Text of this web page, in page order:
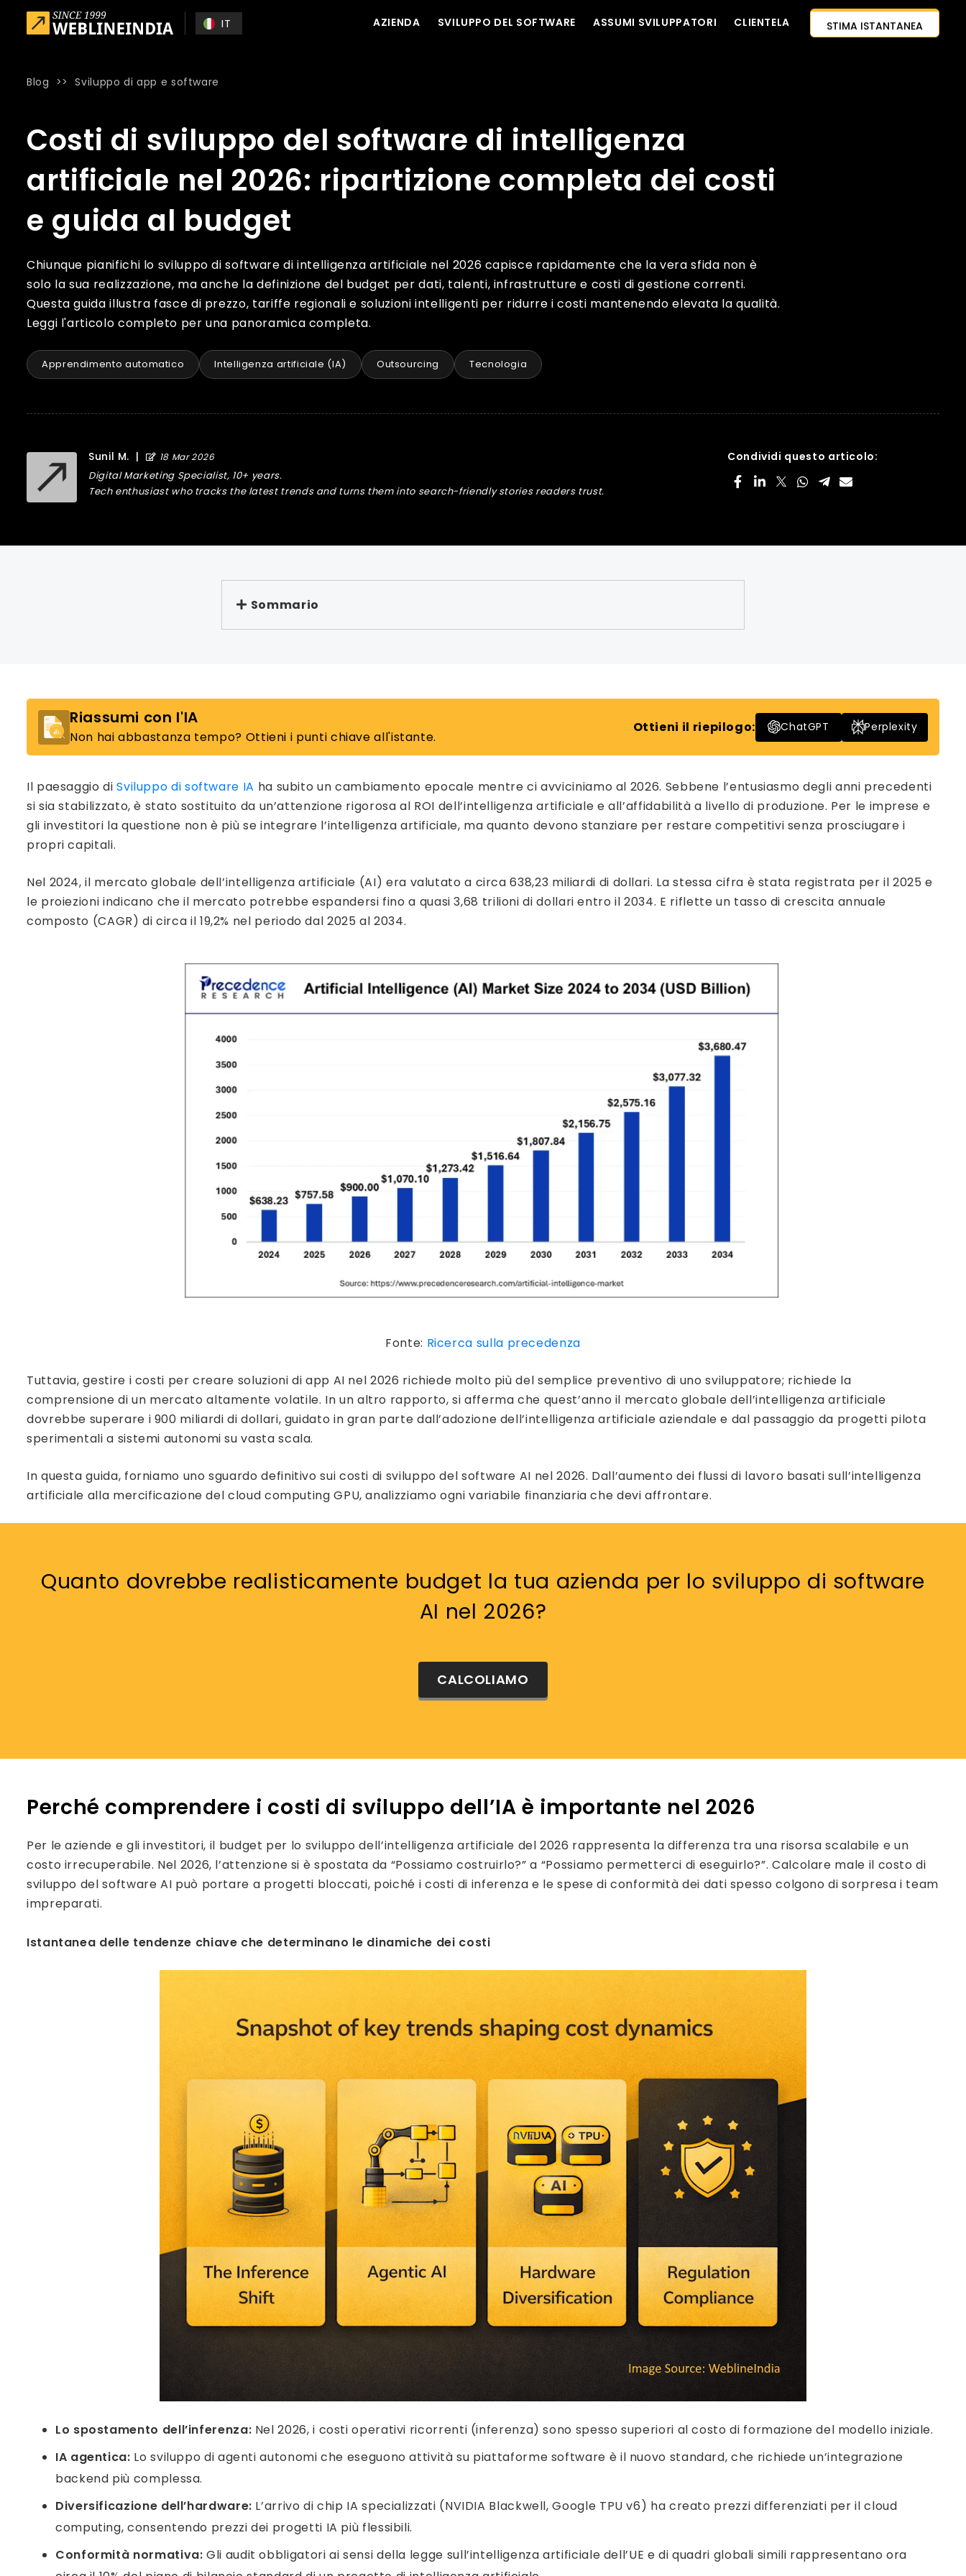
Skip to main content
IT AZIENDA SVILUPPO DEL SOFTWARE ASSUMI SVILUPPATORI CLIENTELA
PROGETTO
STIMA ISTANTANEA
CONTATTACI
Blog >>Sviluppo di app e software
Costi di sviluppo del software di intelligenza
artificiale nel 2026: ripartizione completa dei costi
e guida al budget
Chiunque pianifichi lo sviluppo di software di intelligenza artificiale nel 2026 capisce rapidamente che la vera sfida non è
solo la sua realizzazione, ma anche la definizione del budget per dati, talenti, infrastrutture e costi di gestione correnti.
Questa guida illustra fasce di prezzo, tariffe regionali e soluzioni intelligenti per ridurre i costi mantenendo elevata la qualità.
Leggi l'articolo completo per una panoramica completa.
Apprendimento automatico Intelligenza artificiale (IA) Outsourcing Tecnologia
Sunil M. | 18 Mar 2026
Digital Marketing Specialist, 10+ years.
Tech enthusiast who tracks the latest trends and turns them into search-friendly stories readers trust.
Condividi questo articolo:
Sommario
Riassumi con l'IA
Non hai abbastanza tempo? Ottieni i punti chiave all'istante.
Ottieni il riepilogo: ChatGPT Perplexity
Il paesaggio diSviluppo di software IA ha subito un cambiamento epocale mentre ci avviciniamo al 2026. Sebbene l’entusiasmo degli anni precedenti
si sia stabilizzato, è stato sostituito da un’attenzione rigorosa al ROI dell’intelligenza artificiale e all’affidabilità a livello di produzione. Per le imprese e
gli investitori la questione non è più se integrare l’intelligenza artificiale, ma quanto devono stanziare per restare competitivi senza prosciugare i
propri capitali.
Nel 2024, il mercato globale dell’intelligenza artificiale (AI) era valutato a circa 638,23 miliardi di dollari. La stessa cifra è stata registrata per il 2025 e
le proiezioni indicano che il mercato potrebbe espandersi fino a quasi 3,68 trilioni di dollari entro il 2034. E riflette un tasso di crescita annuale
composto (CAGR) di circa il 19,2% nel periodo dal 2025 al 2034.
Fonte: Ricerca sulla precedenza
Tuttavia, gestire i costi per creare soluzioni di app AI nel 2026 richiede molto più del semplice preventivo di uno sviluppatore; richiede la
comprensione di un mercato altamente volatile. In un altro rapporto, si afferma che quest’anno il mercato globale dell’intelligenza artificiale
dovrebbe superare i 900 miliardi di dollari, guidato in gran parte dall’adozione dell’intelligenza artificiale aziendale e dal passaggio da progetti pilota
sperimentali a sistemi autonomi su vasta scala.
In questa guida, forniamo uno sguardo definitivo sui costi di sviluppo del software AI nel 2026. Dall’aumento dei flussi di lavoro basati sull’intelligenza
artificiale alla mercificazione del cloud computing GPU, analizziamo ogni variabile finanziaria che devi affrontare.
Quanto dovrebbe realisticamente budget la tua azienda per lo sviluppo di software
AI nel 2026?
CALCOLIAMO
Perché comprendere i costi di sviluppo dell’IA è importante nel 2026
Per le aziende e gli investitori, il budget per lo sviluppo dell’intelligenza artificiale del 2026 rappresenta la differenza tra una risorsa scalabile e un
costo irrecuperabile. Nel 2026, l’attenzione si è spostata da “Possiamo costruirlo?” a “Possiamo permetterci di eseguirlo?”. Calcolare male il costo di
sviluppo del software AI può portare a progetti bloccati, poiché i costi di inferenza e le spese di conformità dei dati spesso colgono di sorpresa i team
impreparati.
Istantanea delle tendenze chiave che determinano le dinamiche dei costi
Lo spostamento dell’inferenza: Nel 2026, i costi operativi ricorrenti (inferenza) sono spesso superiori al costo di formazione del modello iniziale.
IA agentica: Lo sviluppo di agenti autonomi che eseguono attività su piattaforme software è il nuovo standard, che richiede un’integrazione
backend più complessa.
Diversificazione dell’hardware: L’arrivo di chip IA specializzati (NVIDIA Blackwell, Google TPU v6) ha creato prezzi differenziati per il cloud
computing, consentendo prezzi dei progetti IA più flessibili.
Conformità normativa:Gli audit obbligatori ai sensi della legge sull’intelligenza artificiale dell’UE e di quadri globali simili rappresentano ora